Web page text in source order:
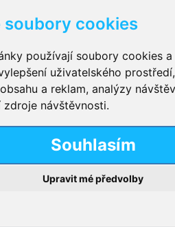
soubory cookies
používají soubory cookies
uživatelského
a reklam, analýzy
zdroje návštěvnosti.
Souhlasím
Upravit mé předvolby
kalhotky
navlékací,Plenkové kalhotky
kalhotky dámské
vložky